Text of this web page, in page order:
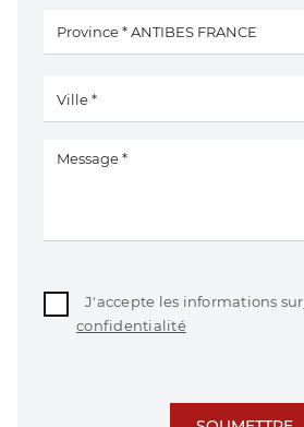
J'accepte les informations sur
confidentialité